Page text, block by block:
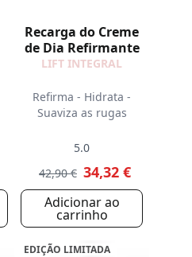
Recarga do Creme
de Dia Refirmante
LIFT INTEGRAL
Refirma - Hidrata -
Suaviza as rugas
5.0
42,90 € 34,32 €
Adicionar ao
carrinho
EDIÇÃO LIMITADA